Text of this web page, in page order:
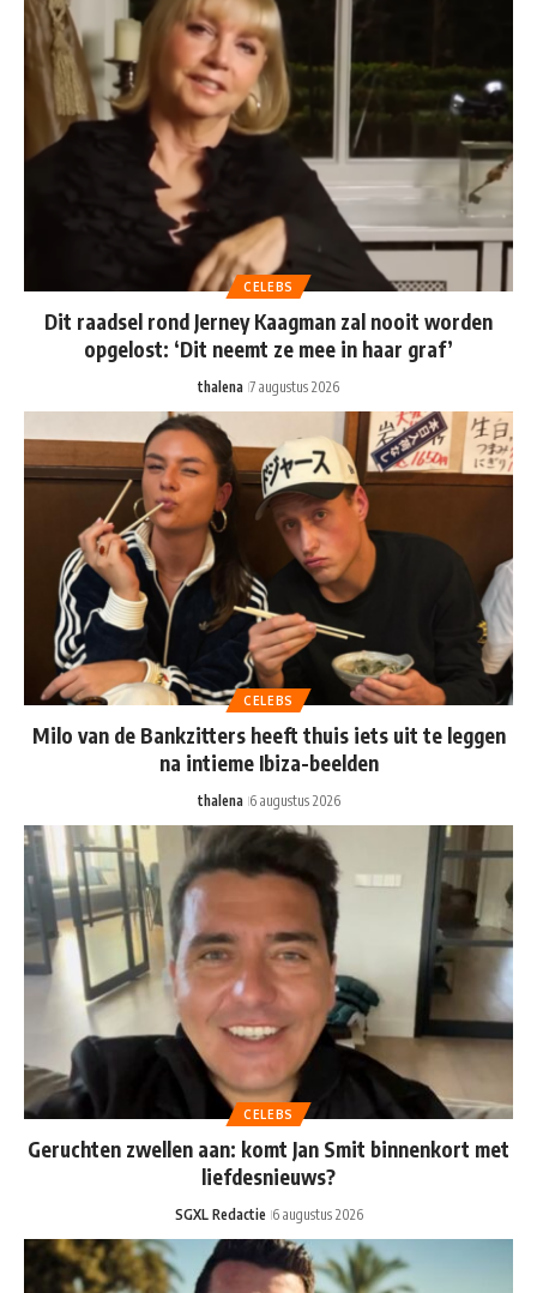
CELEBS
Dit raadsel rond Jerney Kaagman zal nooit worden
opgelost: ‘Dit neemt ze mee in haar graf’
thalena 7 augustus 2026
CELEBS
Milo van de Bankzitters heeft thuis iets uit te leggen
na intieme Ibiza-beelden
thalena 6 augustus 2026
CELEBS
Geruchten zwellen aan: komt Jan Smit binnenkort met
liefdesnieuws?
SGXL Redactie 6 augustus 2026